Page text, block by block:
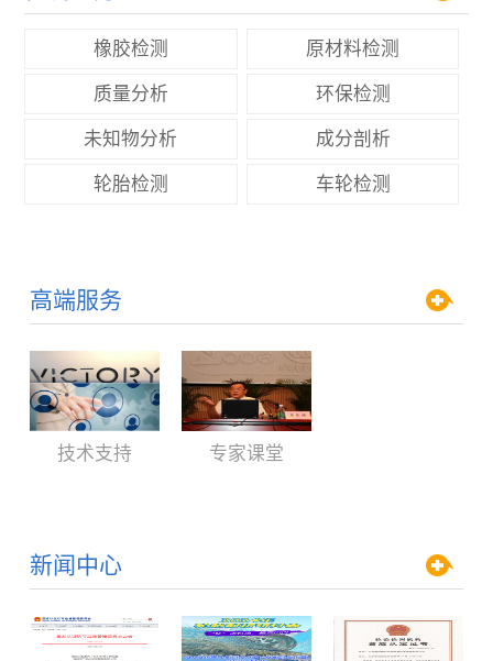
橡胶检测 原材料检测
质量分析 环保检测
未知物分析 成分剖析
轮胎检测 车轮检测
高端服务
技术支持 专家课堂
新闻中心